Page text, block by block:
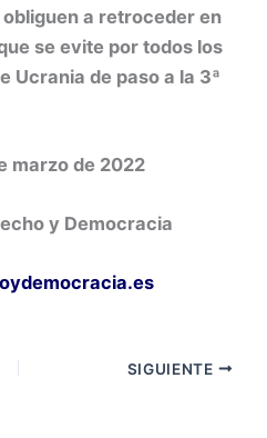
a retroceder en
se evite por todos los
Ucrania de paso a la 3ª
marzo de 2022
y Democracia
SIGUIENTE